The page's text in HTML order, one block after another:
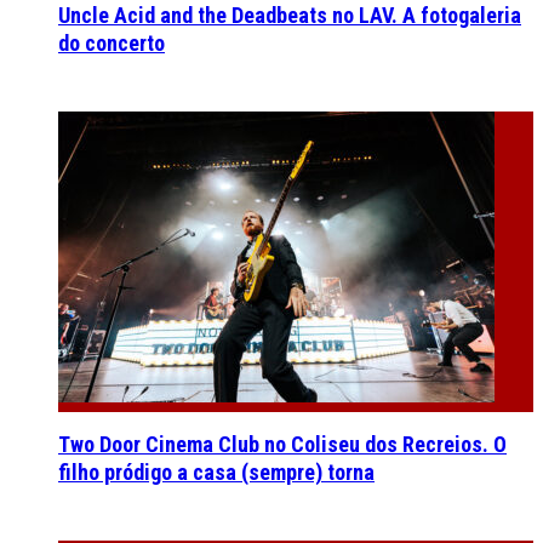
Uncle Acid and the Deadbeats no LAV. A fotogaleria
do concerto
Two Door Cinema Club no Coliseu dos Recreios. O
filho pródigo a casa (sempre) torna